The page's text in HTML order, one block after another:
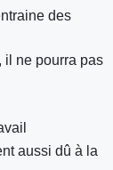
des
il ne pourra pas
aussi dû à la